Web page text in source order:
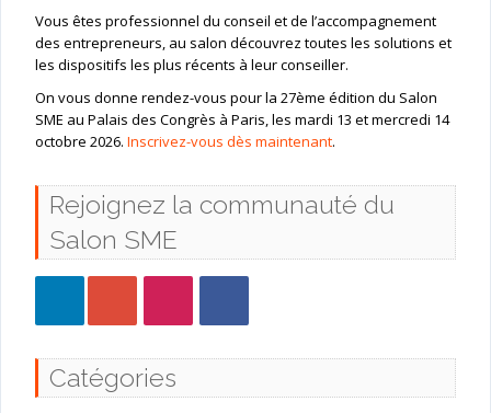
Vous êtes professionnel du conseil et de l’accompagnement
des entrepreneurs, au salon découvrez toutes les solutions et
les dispositifs les plus récents à leur conseiller.
On vous donne rendez-vous pour la 27ème édition du Salon
SME au Palais des Congrès à Paris, les mardi 13 et mercredi 14
octobre 2026. Inscrivez-vous dès maintenant.
Rejoignez la communauté du
Salon SME
Catégories